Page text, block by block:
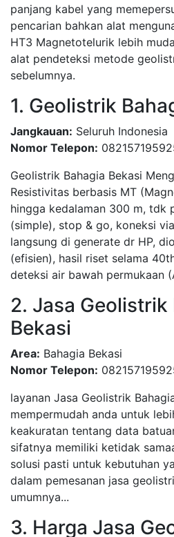
panjang kabel yang
pencarian bahkan alat
HT3 Magnetotelurik lebih
alat pendeteksi metode
sebelumnya.
1. Geolistrik
Jangkauan: Seluruh Indonesia
Nomor Telepon:
Geolistrik Bahagia Bekasi
Resistivitas berbasis MT
hingga kedalaman 300 m, tdk
(simple), stop & go, koneksi
langsung di generate dr HP,
(efisien), hasil riset selama
deteksi air bawah permukaan
2. Jasa Geolistrik
Bekasi
Area: Bahagia Bekasi
Nomor Telepon:
layanan Jasa Geolistrik
mempermudah anda untuk
keakuratan tentang data
sifatnya memiliki ketidak
solusi pasti untuk kebutuhan
dalam pemesanan jasa
umumnya...
3. Harga Jasa